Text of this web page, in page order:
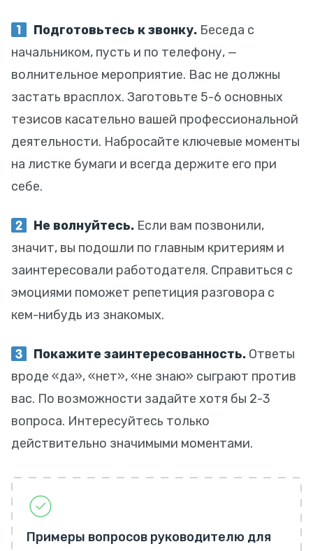
Подготовьтесь к звонку.Беседа с
начальником, пусть и по телефону, —
волнительное мероприятие. Вас не должны
застать врасплох. Заготовьте 5-6 основных
тезисов касательно вашей профессиональной
деятельности. Набросайте ключевые моменты
на листке бумаги и всегда держите его при
себе.
Не волнуйтесь.Если вам позвонили,
значит, вы подошли по главным критериям и
заинтересовали работодателя. Справиться с
эмоциями поможет репетиция разговора с
кем-нибудь из знакомых.
Покажите заинтересованность.Ответы
вроде «да», «нет», «не знаю» сыграют против
вас. По возможности задайте хотя бы 2-3
вопроса. Интересуйтесь только
действительно значимыми моментами.
Примеры вопросов руководителю для